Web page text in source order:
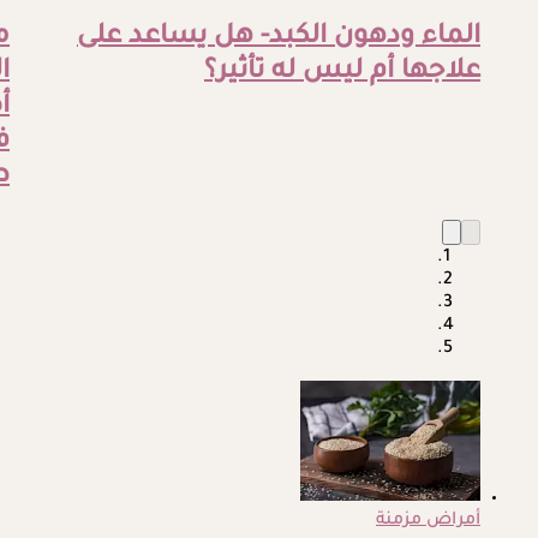
الماء ودهون الكبد- هل يساعد على
علاجها أم ليس له تأثير؟
أمراض مزمنة